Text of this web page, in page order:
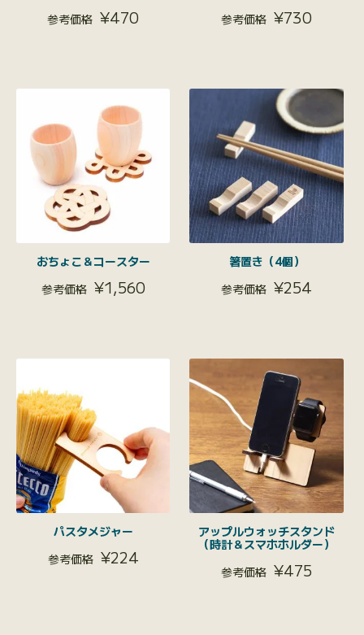
¥470 ¥730
おちょこ＆コースター
¥1,560
箸置き（4個）
¥254
パスタメジャー
¥224
アップルウォッチスタンド
（時計＆スマホホルダー）
¥475